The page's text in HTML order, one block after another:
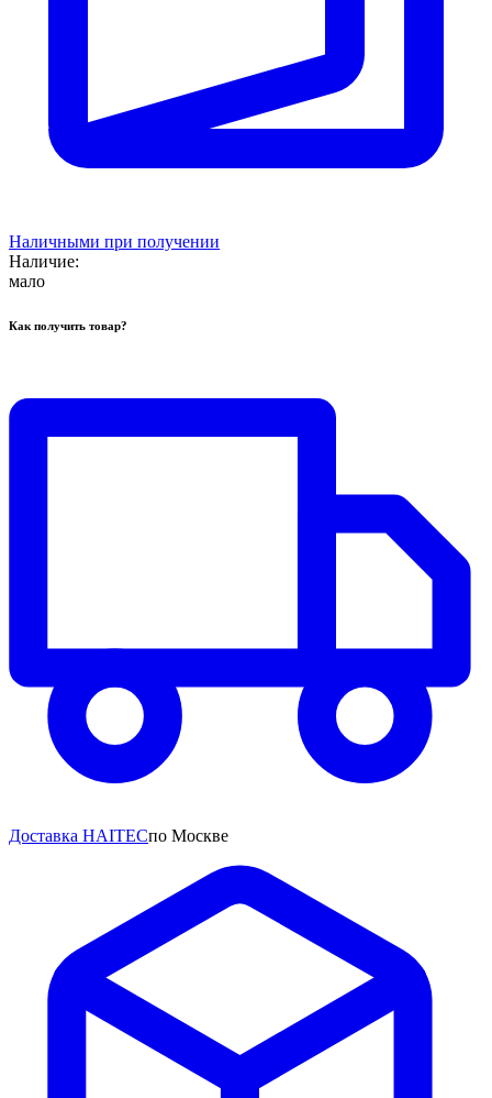
Наличными при получении
Наличие:
мало
Как получить товар?
Доставка HAITECпо Москве